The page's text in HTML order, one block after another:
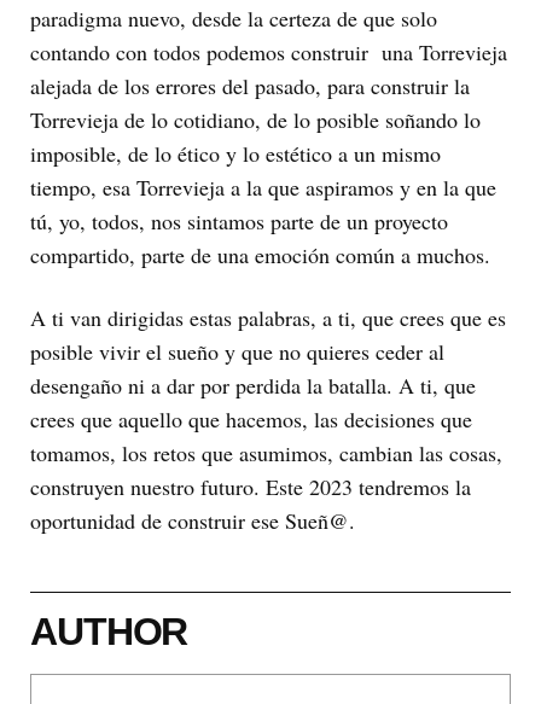
paradigma nuevo, desde la certeza de que solo
contando con todos podemos construir una Torrevieja
alejada de los errores del pasado, para construir la
Torrevieja de lo cotidiano, de lo posible soñando lo
imposible, de lo ético y lo estético a un mismo
tiempo, esa Torrevieja a la que aspiramos y en la que
tú, yo, todos, nos sintamos parte de un proyecto
compartido, parte de una emoción común a muchos.
A ti van dirigidas estas palabras, a ti, que crees que es
posible vivir el sueño y que no quieres ceder al
desengaño ni a dar por perdida la batalla. A ti, que
crees que aquello que hacemos, las decisiones que
tomamos, los retos que asumimos, cambian las cosas,
construyen nuestro futuro. Este 2023 tendremos la
oportunidad de construir ese Sueñ@.
AUTHOR